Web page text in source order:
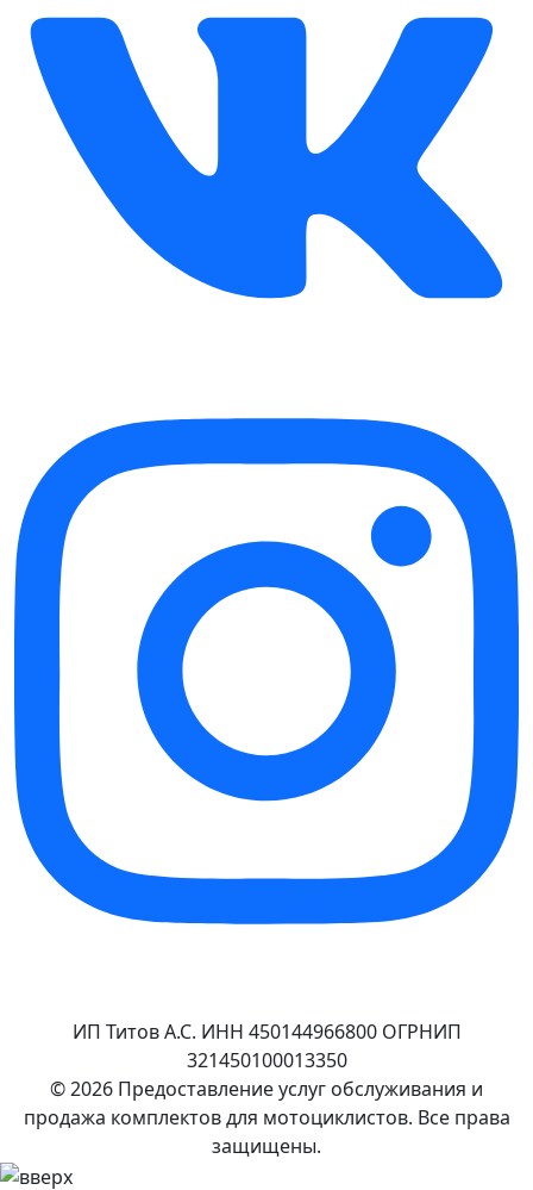
ИП Титов А.С. ИНН 450144966800 ОГРНИП
321450100013350
© 2026 Предоставление услуг обслуживания и
продажа комплектов для мотоциклистов. Все права
защищены.